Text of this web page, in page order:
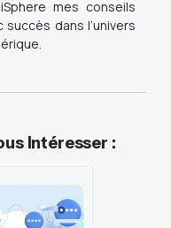
mes conseils
dans l’univers
Intéresser :